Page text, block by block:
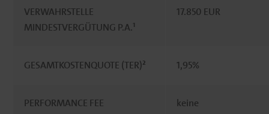
VERWAHRSTELLE
MINDESTVERGÜTUNG P.A.¹
17.850 EUR
GESAMTKOSTENQUOTE (TER)² 1,95%
PERFORMANCE FEE keine